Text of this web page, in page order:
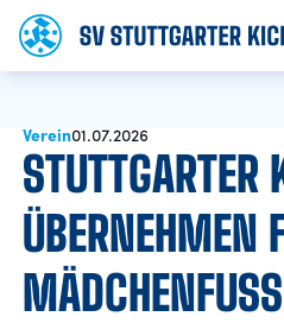
AKTUELLES
TEAM
VEREIN
Verein01.07.2026
STUTTGARTER
ÜBERNEHMEN